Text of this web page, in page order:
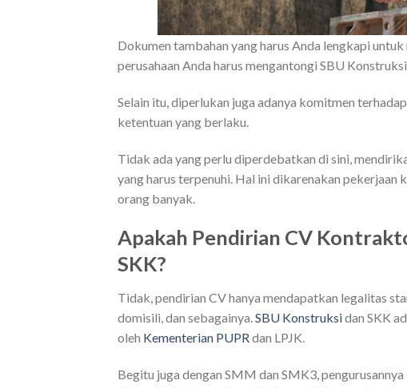
Dokumen tambahan yang harus Anda lengkapi
perusahaan Anda harus mengantongi SBU
Selain itu, diperlukan juga adanya komitmen
ketentuan yang berlaku.
Tidak ada yang perlu diperdebatkan di sini,
yang harus terpenuhi. Hal ini dikarenakan
orang banyak.
Apakah Pendirian CV
SKK?
Tidak, pendirian CV hanya mendapatkan legalitas
domisili, dan sebagainya.SBU Konstruksidan SKK
oleh Kementerian PUPRdan LPJK.
Begitu juga dengan SMM dan SMK3,